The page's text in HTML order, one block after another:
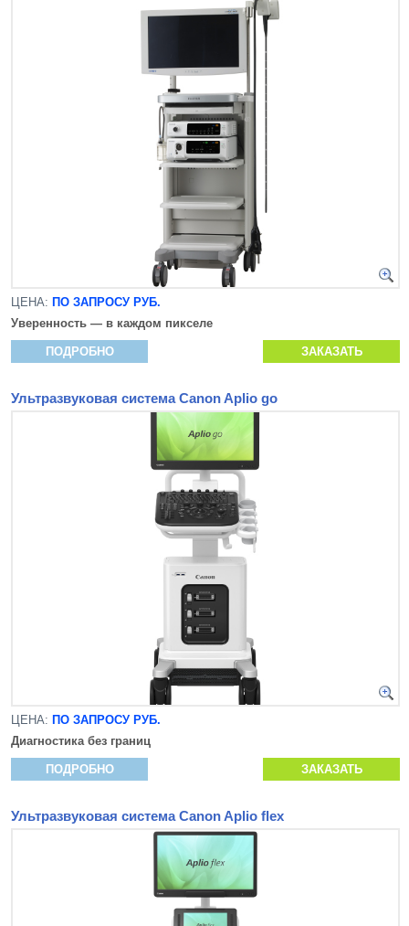
ЦЕНА: ПО ЗАПРОСУ РУБ.
Уверенность — в каждом пикселе
ПОДРОБНО ЗАКАЗАТЬ
Ультразвуковая система Canon Aplio go
ЦЕНА: ПО ЗАПРОСУ РУБ.
Диагностика без границ
ПОДРОБНО ЗАКАЗАТЬ
Ультразвуковая система Canon Aplio flex